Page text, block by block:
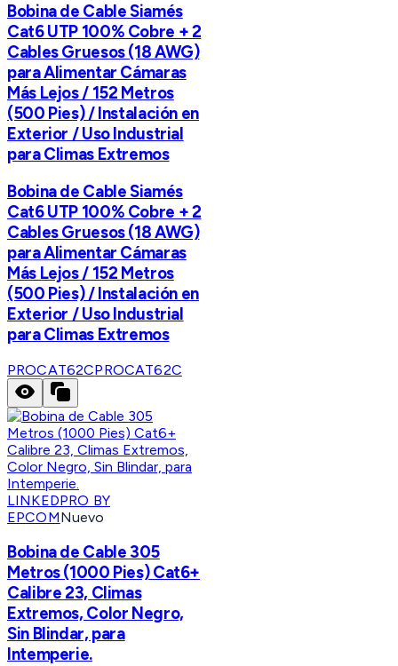
Bobina de Cable Siamés
Cat6 UTP 100% Cobre + 2
Cables Gruesos (18 AWG)
para Alimentar Cámaras
Más Lejos / 152 Metros
(500 Pies) / Instalación en
Exterior / Uso Industrial
para Climas Extremos
Bobina de Cable Siamés
Cat6 UTP 100% Cobre + 2
Cables Gruesos (18 AWG)
para Alimentar Cámaras
Más Lejos / 152 Metros
(500 Pies) / Instalación en
Exterior / Uso Industrial
para Climas Extremos
PROCAT62CPROCAT62C
LINKEDPRO BY
EPCOMNuevo
Bobina de Cable 305
Metros (1000 Pies) Cat6+
Calibre 23, Climas
Extremos, Color Negro,
Sin Blindar, para
Intemperie.